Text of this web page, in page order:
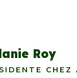
ROY
Roy
CHEZ